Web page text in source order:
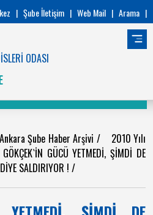
| Şube İletişim | Web Mail | Arama |
ODASI
Ankara Şube Haber Arşivi / 2010 Yılı
GÖKÇEK`İN GÜCÜ YETMEDİ, ŞİMDİ DE
SALDIRIYOR ! /